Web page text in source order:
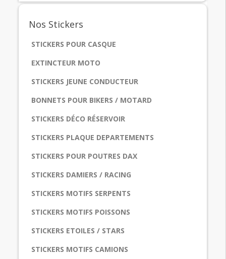
Nos Stickers
STICKERS POUR CASQUE
EXTINCTEUR MOTO
STICKERS JEUNE CONDUCTEUR
BONNETS POUR BIKERS / MOTARD
STICKERS DÉCO RÉSERVOIR
STICKERS PLAQUE DEPARTEMENTS
STICKERS POUR POUTRES DAX
STICKERS DAMIERS / RACING
STICKERS MOTIFS SERPENTS
STICKERS MOTIFS POISSONS
STICKERS ETOILES / STARS
STICKERS MOTIFS CAMIONS